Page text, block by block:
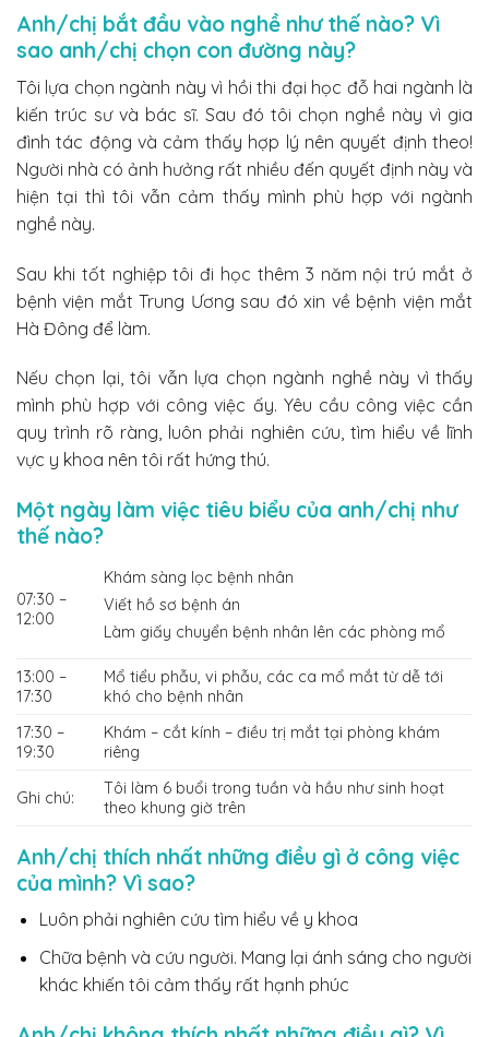
Anh/chị bắt đầu vào nghề như thế nào? Vì
sao anh/chị chọn con đường này?
Tôi lựa chọn ngành này vì hồi thi đại học đỗ hai ngành là
kiến trúc sư và bác sĩ. Sau đó tôi chọn nghề này vì gia
đình tác động và cảm thấy hợp lý nên quyết định theo!
Người nhà có ảnh hưởng rất nhiều đến quyết định này và
hiện tại thì tôi vẫn cảm thấy mình phù hợp với ngành
nghề này.
Sau khi tốt nghiệp tôi đi học thêm 3 năm nội trú mắt ở
bệnh viện mắt Trung Ương sau đó xin về bệnh viện mắt
Hà Đông để làm.
Nếu chọn lại, tôi vẫn lựa chọn ngành nghề này vì thấy
mình phù hợp với công việc ấy. Yêu cầu công việc cần
quy trình rõ ràng, luôn phải nghiên cứu, tìm hiểu về lĩnh
vực y khoa nên tôi rất hứng thú.
Một ngày làm việc tiêu biểu của anh/chị như
thế nào?
07:30 –
12:00
Khám sàng lọc bệnh nhân
Viết hồ sơ bệnh án
Làm giấy chuyển bệnh nhân lên các phòng mổ
13:00 –
17:30
Mổ tiểu phẫu, vi phẫu, các ca mổ mắt từ dễ tới
khó cho bệnh nhân
17:30 –
19:30
Khám – cắt kính – điều trị mắt tại phòng khám
riêng
Ghi chú:
Tôi làm 6 buổi trong tuần và hầu như sinh hoạt
theo khung giờ trên
Anh/chị thích nhất những điều gì ở công việc
của mình? Vì sao?
Luôn phải nghiên cứu tìm hiểu về y khoa
Chữa bệnh và cứu người. Mang lại ánh sáng cho người
khác khiến tôi cảm thấy rất hạnh phúc